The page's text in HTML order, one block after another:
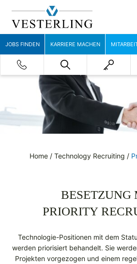
JOBS FINDEN KARRIERE MACHEN
Home / Technology Recruiting /
BESETZUNG
PRIORITY
Technologie-Positionen mit dem
werden priorisiert behandelt. Sie
Projekten vorgezogen und einem